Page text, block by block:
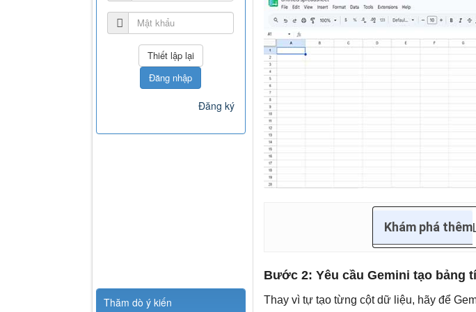
Khám phá thêm
Bước 2: Yêu cầu Gemini tạo bảng
Thay vì tự tạo từng cột dữ liệu, hãy để
Đăng nhập
Đăng ký
Thăm dò ý kiến